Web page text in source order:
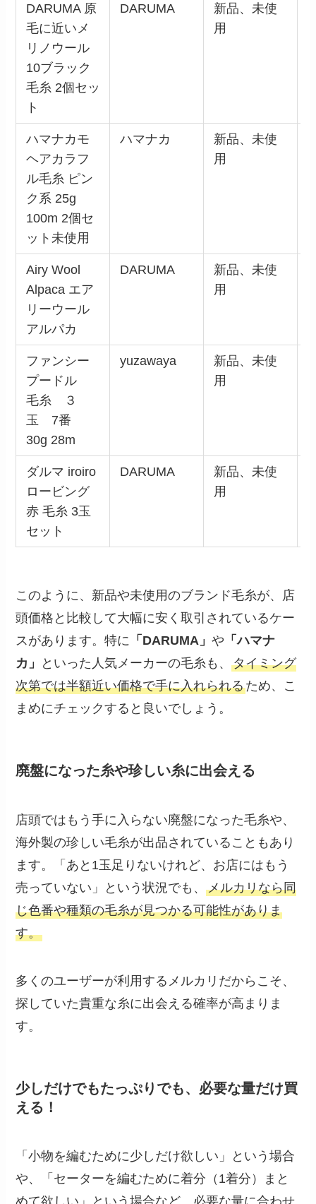
DARUMA 原
毛に近いメ
リノウール
10ブラック
毛糸 2個セッ
ト
DARUMA
新品、未使
用
ハマナカモ
ヘアカラフ
ル毛糸 ピン
ク系 25g
100m 2個セ
ット未使用
ハマナカ
新品、未使
用
Airy Wool
Alpaca エア
リーウール
アルパカ
DARUMA
新品、未使
用
ファンシー
プードル
毛糸 ３
玉 7番
30g 28m
yuzawaya
新品、未使
用
ダルマ iroiro
ロービング
赤 毛糸 3玉
セット
DARUMA
新品、未使
用
このように、新品や未使用のブランド毛糸が、店
頭価格と比較して大幅に安く取引されているケー
スがあります。特に 「DARUMA」や 「ハマナ
カ」
といった人気メーカーの毛糸も、タイミング
次第では半額近い価格で手に入れられるため、こ
まめにチェックすると良いでしょう。
廃盤になった糸や珍しい糸に出会える
店頭ではもう手に入らない廃盤になった毛糸や、
海外製の珍しい毛糸が出品されていることもあり
ます。「あと1玉足りないけれど、お店にはもう
売っていない」という状況でも、メルカリなら同
じ色番や種類の毛糸が見つかる可能性がありま
す。
多くのユーザーが利用するメルカリだからこそ、
探していた貴重な糸に出会える確率が高まりま
す。
少しだけでもたっぷりでも、必要な量だけ買
える！
「小物を編むために少しだけ欲しい」という場合
や、「セーターを編むために着分（1着分）まと